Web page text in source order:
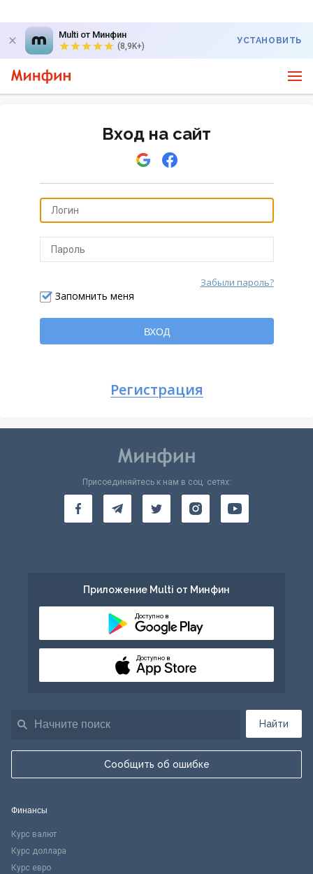
Multi от Минфин
(8,9K+)
УСТАНОВИТЬ
Вход на сайт
Запомнить меня
Забыли пароль?
ВХОД
Регистрация
Найти
Сообщить об ошибке
Присоединяйтесь к нам в соц. сетях:
Приложение Multi от Минфин
Доступно в
Доступно в
Финансы
Курс валют
Курс доллара
Курс евро